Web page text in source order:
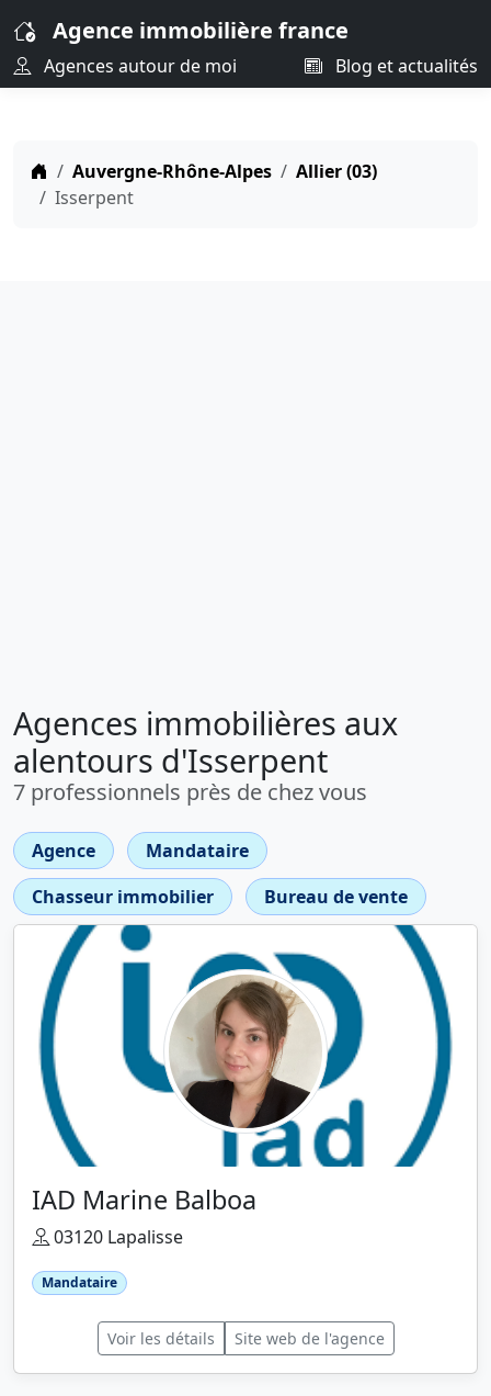
Agence immobilière france
Agences autour de moi Blog et actualités
Auvergne-Rhône-Alpes
Allier (03)
Isserpent
Agences immobilières aux
alentours d'Isserpent
7 professionnels près de chez vous
Agence
Mandataire
Chasseur immobilier
Bureau de vente
IAD Marine Balboa
03120 Lapalisse
Mandataire
Voir les détails Site web de l'agence